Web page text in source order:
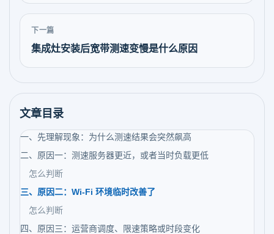
下一篇
集成灶安装后宽带测速变慢是什么原因
文章目录
一、先理解现象：为什么测速结果会突然飙高
二、原因一：测速服务器更近，或者当时负载更低
怎么判断
三、原因二：Wi-Fi 环境临时改善了
怎么判断
四、原因三：运营商调度、限速策略或时段变化